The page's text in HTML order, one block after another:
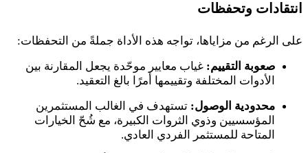
انتقادات وتحفظات
على الرغم من مزاياها، تواجه هذه الأداة جملةً من التحفظات:
صعوبة التقييم: غياب معايير موحّدة يجعل المقارنة بين
الأدوات المختلفة وتقييمها أمرًا بالغ التعقيد.
محدودية الوصول: تستهدف في الغالب المستثمرين
المؤسسيين وذوي الثروات الكبيرة، مع شُحّ الخيارات
المتاحة للمستثمر الفردي العادي.